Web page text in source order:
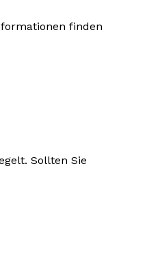
finden
Sollten Sie